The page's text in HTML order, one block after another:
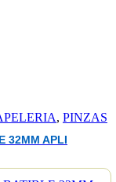
, PINZAS
32MM APLI